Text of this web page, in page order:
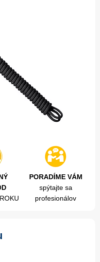
PORADÍME VÁM
spýtajte sa
profesionálov